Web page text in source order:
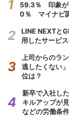
59.3％ 印象が
0％ マイナビ
LINE NEXTと
用したサービ
上司からのラ
逃したくない
位は？
新卒で入社し
キルアップが
などの労働条